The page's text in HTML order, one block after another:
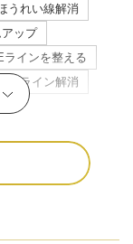
うれい線解消
ップ
ラインを整える
トライン解消
#おでこを丸く